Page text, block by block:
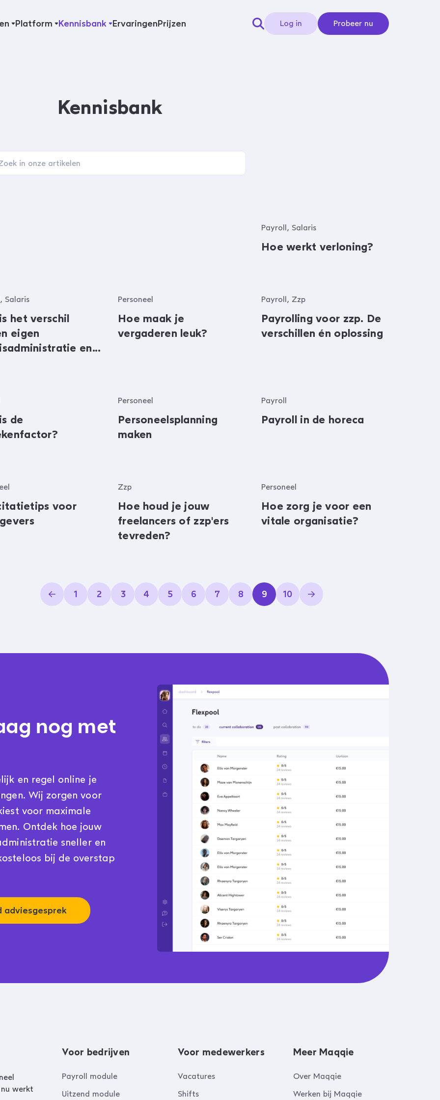
Platform Kennisbank ErvaringenPrijzen Log in Probeer nu
Kennisbank
Payroll, Salaris
Hoe werkt verloning?
Salaris
het verschil
eigen
en
Personeel
Hoe maak je
vergaderen leuk?
Payroll, Zzp
Payrolling voor zzp. De
verschillen én oplossing
de
Personeel
Personeelsplanning
maken
Payroll
Payroll in de horeca
voor
Zzp
Hoe houd je jouw
freelancers of zzp'ers
tevreden?
Personeel
Hoe zorg je voor een
vitale organisatie?
1 2 3 4 5 6 7 8 9 10
nog met
en regel online je
Wij zorgen voor
voor maximale
Ontdek hoe jouw
sneller en
bij de overstap
adviesgesprek
werkt
Voor bedrijven
Payroll module
Uitzend module
Voor medewerkers
Vacatures
Shifts
Meer Maqqie
Over Maqqie
Werken bij Maqqie